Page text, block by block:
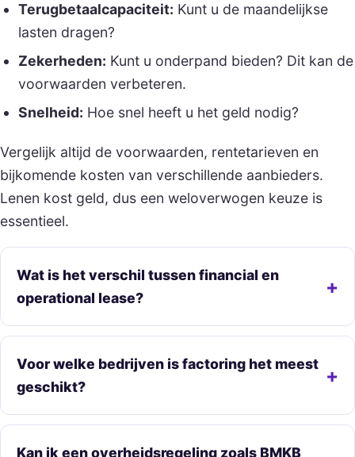
Terugbetaalcapaciteit: Kunt u de maandelijkse
lasten dragen?
Zekerheden: Kunt u onderpand bieden? Dit kan de
voorwaarden verbeteren.
Snelheid: Hoe snel heeft u het geld nodig?
Vergelijk altijd de voorwaarden, rentetarieven en
bijkomende kosten van verschillende aanbieders.
Lenen kost geld, dus een weloverwogen keuze is
essentieel.
Wat is het verschil tussen financial en
operational lease?
Voor welke bedrijven is factoring het meest
geschikt?
Kan ik een overheidsregeling zoals BMKB